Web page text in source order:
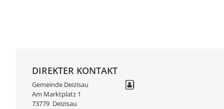
DIREKTER KONTAKT
Gemeinde Deizisau
Am Marktplatz 1
73779 Deizisau